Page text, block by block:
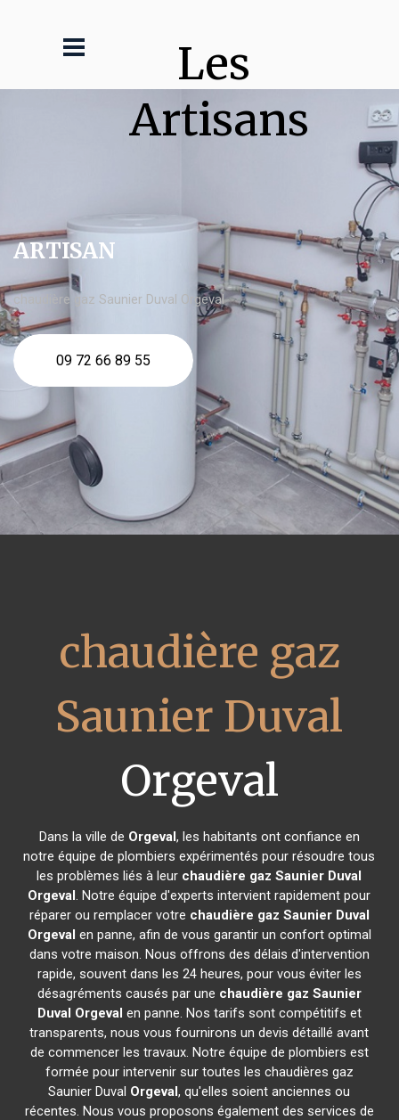
Les
Artisans
ARTISAN
chaudière gaz Saunier Duval Orgeval
09 72 66 89 55
chaudière gaz
Saunier Duval
Orgeval
Dans la ville de Orgeval, les habitants ont confiance en
notre équipe de plombiers expérimentés pour résoudre tous
les problèmes liés à leur chaudière gaz Saunier Duval
Orgeval. Notre équipe d'experts intervient rapidement pour
réparer ou remplacer votre chaudière gaz Saunier Duval
Orgeval en panne, afin de vous garantir un confort optimal
dans votre maison. Nous offrons des délais d'intervention
rapide, souvent dans les 24 heures, pour vous éviter les
désagréments causés par une chaudière gaz Saunier
Duval Orgeval en panne. Nos tarifs sont compétitifs et
transparents, nous vous fournirons un devis détaillé avant
de commencer les travaux. Notre équipe de plombiers est
formée pour intervenir sur toutes les chaudières gaz
Saunier Duval Orgeval, qu'elles soient anciennes ou
récentes. Nous vous proposons également des services de